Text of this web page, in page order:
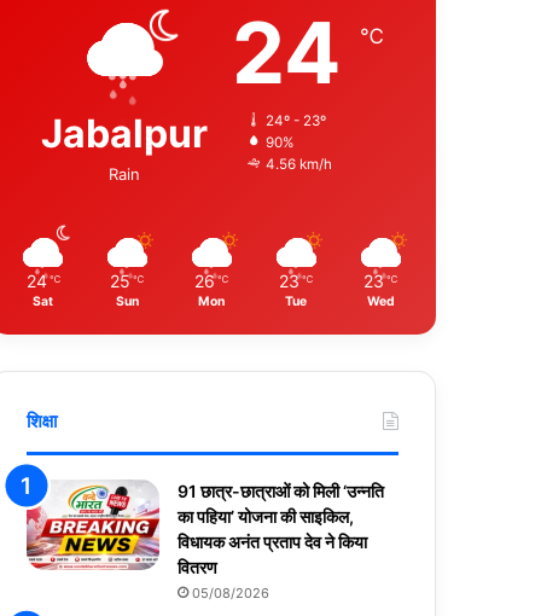
Jabalpur
Rain
24 ℃
24º - 23º
90%
4.56 km/h
24 ℃
Sat
25 ℃
Sun
26 ℃
Mon
23 ℃
Tue
23 ℃
Wed
शिक्षा
91 छात्र-छात्राओं को मिली ‘उन्नति
का पहिया’ योजना की साइकिल,
विधायक अनंत प्रताप देव ने किया
वितरण
05/08/2026